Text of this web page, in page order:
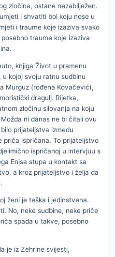
zločina, ostane nezabilježen.
i shvatiti bol koju nose u
i traume koje izaziva svako
traume koje izaziva
knjiga Život u pramenu
u kojoj svoju ratnu sudbinu
Murguz (rođena Kovačević),
dragulj. Rijetka,
zločinu silovanja na koju
ni danas ne bi čitali ovu
prijateljstva između
priča ispričana. To prijateljstvo
ispričanoj u intervjuu s
Enisa stupa u kontakt sa
a kroz prijateljstvo i želja da
ženi je teška i jedinstvena.
No, neke sudbine, neke priče
spada u takve, posebno
je iz Zehrine svijesti,